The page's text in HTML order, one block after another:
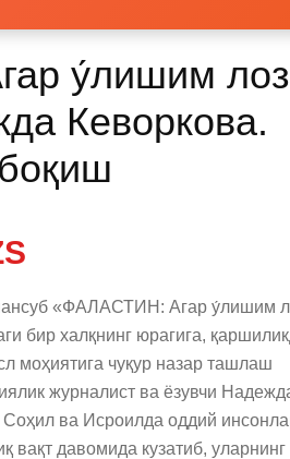
у́лишим
Кеворкова.
«ФАЛАСТИН: Агар у́лишим
бир халқнинг юрагига,
моҳиятига чуқур назар ташлаш
журналист ва ёзувчи
Соҳил ва Исроилда оддий
вақт давомида кузатиб, уларнинг